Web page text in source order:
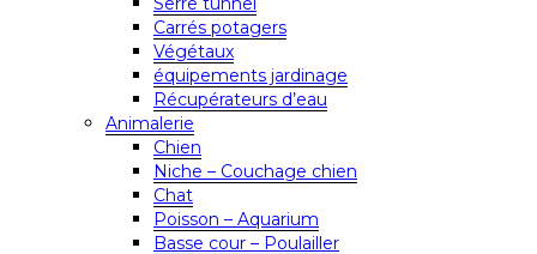
Carrés potagers
Végétaux
équipements jardinage
Récupérateurs d’eau
Animalerie
Chien
Niche – Couchage chien
Chat
Poisson – Aquarium
Basse cour – Poulailler